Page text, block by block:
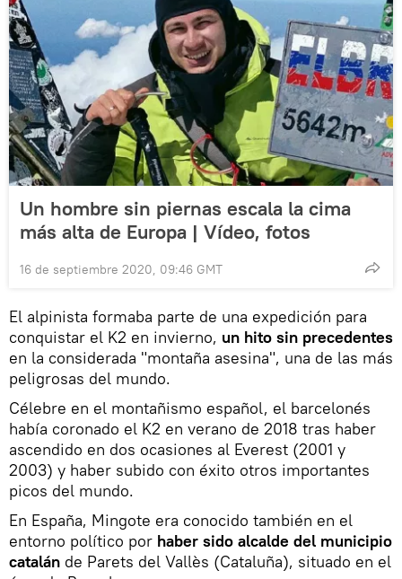
Un hombre sin piernas escala la cima
más alta de Europa | Vídeo, fotos
16 de septiembre 2020, 09:46 GMT
El alpinista formaba parte de una expedición para
conquistar el K2 en invierno, un hito sin precedentes
en la considerada "montaña asesina", una de las más
peligrosas del mundo.
Célebre en el montañismo español, el barcelonés
había coronado el K2 en verano de 2018 tras haber
ascendido en dos ocasiones al Everest (2001 y
2003) y haber subido con éxito otros importantes
picos del mundo.
En España, Mingote era conocido también en el
entorno político por haber sido alcalde del municipio
catalán de Parets del Vallès (Cataluña), situado en el